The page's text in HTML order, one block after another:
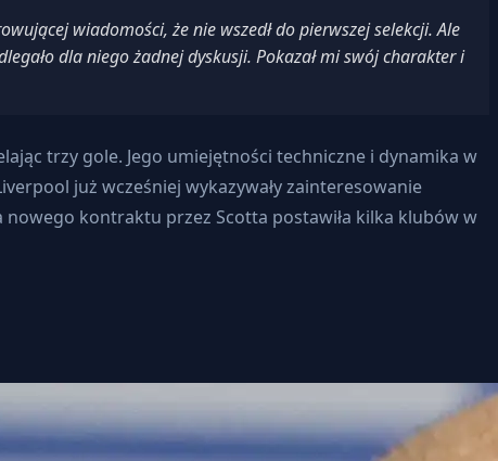
wiadomości, że nie wszedł do pierwszej selekcji. Ale
dla niego żadnej dyskusji. Pokazał mi swój charakter i
trzy gole. Jego umiejętności techniczne i dynamika w
już wcześniej wykazywały zainteresowanie
kontraktu przez Scotta postawiła kilka klubów w